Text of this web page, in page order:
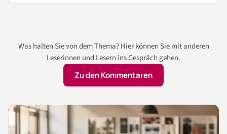
Was halten Sie von dem Thema? Hier können Sie mit anderen
Leserinnen und Lesern ins Gespräch gehen.
Zu den Kommentaren